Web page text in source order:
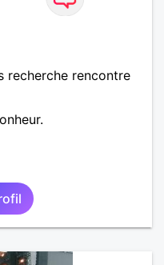
recherche rencontre